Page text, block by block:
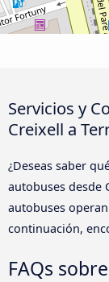
Servicios y
Creixell a
¿Deseas saber
autobuses desde
autobuses
continuación,
FAQs